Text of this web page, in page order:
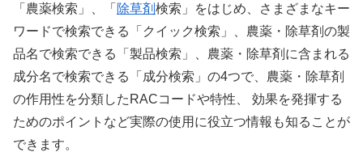
「農薬検索」、「 除草剤検索」をはじめ、さまざまなキー
ワードで検索できる「クイック検索」、農薬・除草剤の製
品名で検索できる「製品検索」、農薬・除草剤に含まれる
成分名で検索できる「成分検索」の4つで、農薬・除草剤
の作用性を分類したRACコードや特性、 効果を発揮する
ためのポイントなど実際の使用に役立つ情報も知ることが
できます。